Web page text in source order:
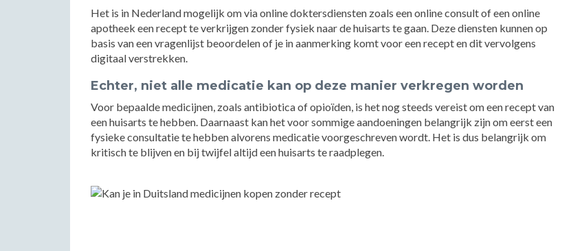
Het is in Nederland mogelijk om via online doktersdiensten zoals een online consult of een online
apotheek een recept te verkrijgen zonder fysiek naar de huisarts te gaan. Deze diensten kunnen op
basis van een vragenlijst beoordelen of je in aanmerking komt voor een recept en dit vervolgens
digitaal verstrekken.
Echter, niet alle medicatie kan op deze manier verkregen worden
Voor bepaalde medicijnen, zoals antibiotica of opioïden, is het nog steeds vereist om een recept van
een huisarts te hebben. Daarnaast kan het voor sommige aandoeningen belangrijk zijn om eerst een
fysieke consultatie te hebben alvorens medicatie voorgeschreven wordt. Het is dus belangrijk om
kritisch te blijven en bij twijfel altijd een huisarts te raadplegen.